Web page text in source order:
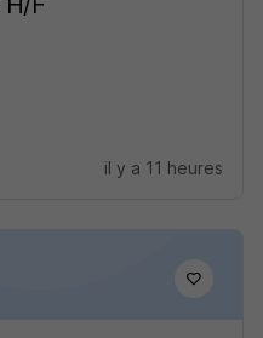
il y a 11 heures